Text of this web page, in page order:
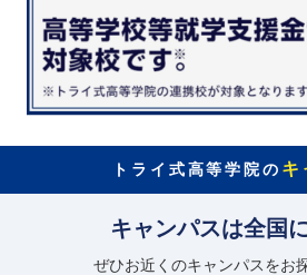
トライ式高等学院の キ
キャンパスは全国
ぜひお近くのキャンパスをお